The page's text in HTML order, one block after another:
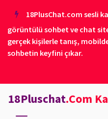
18PlusChat.com sesli
görüntülü sohbet ve chat
gerçek kişilerle tanış,
sohbetin keyfini çıkar.
18Pluschat.Com